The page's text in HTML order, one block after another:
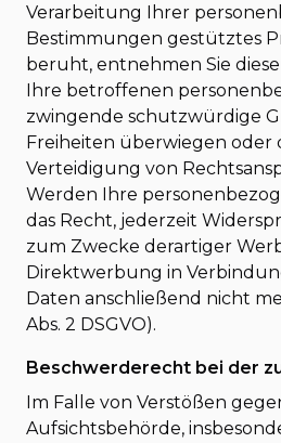
Verarbeitung Ihrer
Bestimmungen gestütztes
beruht, entnehmen Sie
Ihre betroffenen
zwingende schutzwürdige
Freiheiten überwiegen
Verteidigung von
Werden Ihre
das Recht, jederzeit
zum Zwecke derartiger
Direktwerbung in
Daten anschließend nicht
Abs. 2 DSGVO).
Beschwerderecht bei der
Im Falle von Verstößen
Aufsichtsbehörde,